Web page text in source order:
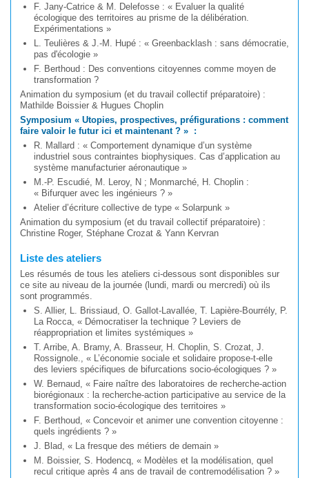
F. Jany-Catrice & M. Delefosse : « Evaluer la qualité
écologique des territoires au prisme de la délibération.
Expérimentations »
L. Teulières & J.-M. Hupé : « Greenbacklash : sans démocratie,
pas d'écologie »
F. Berthoud : Des conventions citoyennes comme moyen de
transformation ?
Animation du symposium (et du travail collectif préparatoire) :
Mathilde Boissier & Hugues Choplin
Symposium « Utopies, prospectives, préfigurations : comment
faire valoir le futur ici et maintenant ? » :
R. Mallard : « Comportement dynamique d’un système
industriel sous contraintes biophysiques. Cas d’application au
système manufacturier aéronautique »
M.-P. Escudié, M. Leroy, N ; Monmarché, H. Choplin :
« Bifurquer avec les ingénieurs ? »
Atelier d’écriture collective de type « Solarpunk »
Animation du symposium (et du travail collectif préparatoire) :
Christine Roger, Stéphane Crozat & Yann Kervran
Liste des ateliers
Les résumés de tous les ateliers ci-dessous sont disponibles sur
ce site au niveau de la journée (lundi, mardi ou mercredi) où ils
sont programmés.
S. Allier, L. Brissiaud, O. Gallot-Lavallée, T. Lapière-Bourrély, P.
La Rocca, « Démocratiser la technique ? Leviers de
réappropriation et limites systémiques »
T. Arribe, A. Bramy, A. Brasseur, H. Choplin, S. Crozat, J.
Rossignole., « L’économie sociale et solidaire propose-t-elle
des leviers spécifiques de bifurcations socio-écologiques ? »
W. Bernaud, « Faire naître des laboratoires de recherche-action
biorégionaux : la recherche-action participative au service de la
transformation socio-écologique des territoires »
F. Berthoud, « Concevoir et animer une convention citoyenne :
quels ingrédients ? »
J. Blad, « La fresque des métiers de demain »
M. Boissier, S. Hodencq, « Modèles et la modélisation, quel
recul critique après 4 ans de travail de contremodélisation ? »